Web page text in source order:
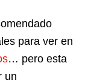
para ver en
… pero esta
un